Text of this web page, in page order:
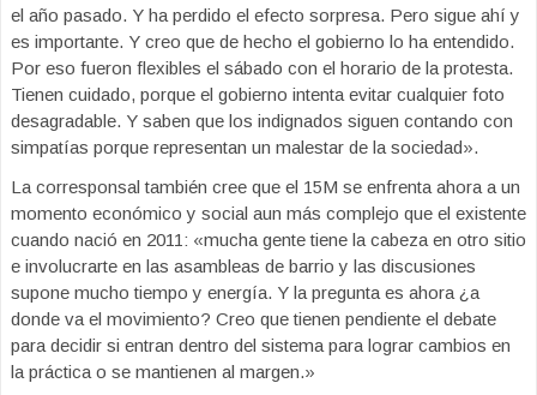
el año pasado. Y ha perdido el efecto sorpresa. Pero sigue ahí y
es importante. Y creo que de hecho el gobierno lo ha entendido.
Por eso fueron flexibles el sábado con el horario de la protesta.
Tienen cuidado, porque el gobierno intenta evitar cualquier foto
desagradable. Y saben que los indignados siguen contando con
simpatías porque representan un malestar de la sociedad».
La corresponsal también cree que el 15M se enfrenta ahora a un
momento económico y social aun más complejo que el existente
cuando nació en 2011: «mucha gente tiene la cabeza en otro sitio
e involucrarte en las asambleas de barrio y las discusiones
supone mucho tiempo y energía. Y la pregunta es ahora ¿a
donde va el movimiento? Creo que tienen pendiente el debate
para decidir si entran dentro del sistema para lograr cambios en
la práctica o se mantienen al margen.»